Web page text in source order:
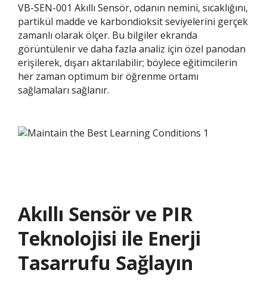
VB-SEN-001 Akıllı Sensör, odanın nemini, sıcaklığını,
partikül madde ve karbondioksit seviyelerini gerçek
zamanlı olarak ölçer. Bu bilgiler ekranda
görüntülenir ve daha fazla analiz için özel panodan
erişilerek, dışarı aktarılabilir; böylece eğitimcilerin
her zaman optimum bir öğrenme ortamı
sağlamaları sağlanır.
Akıllı Sensör ve PIR
Teknolojisi ile Enerji
Tasarrufu Sağlayın